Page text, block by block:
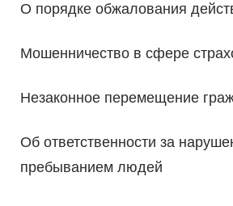
О порядке обжалования
Мошенничество в сфере
Незаконное перемещение
Об ответственности за
пребыванием людей